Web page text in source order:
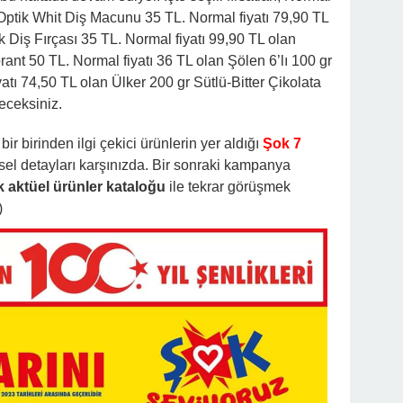
Whit Diş Macunu 35 TL. Normal fiyatı 79,90 TL
Fırçası 35 TL. Normal fiyatı 99,90 TL olan
50 TL. Normal fiyatı 36 TL olan Şölen 6’lı 100 gr
74,50 TL olan Ülker 200 gr Sütlü-Bitter Çikolata
birinden ilgi çekici ürünlerin yer aldığı Şok 7
detayları karşınızda. Bir sonraki kampanya
aktüel ürünler kataloğu ile tekrar görüşmek